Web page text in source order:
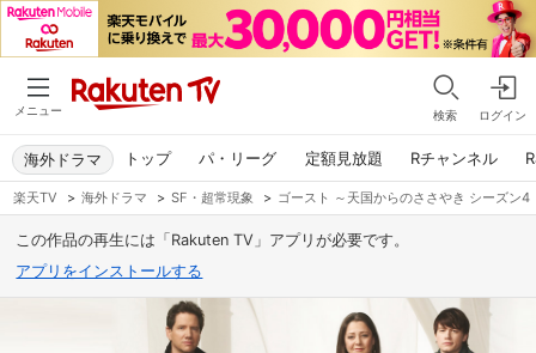
メニュー 検索 ログイン
トップ パ・リーグ 定額見放題 Rチャンネル
海外ドラマ
楽天TV > 海外ドラマ > SF・超常現象 > ゴースト ～天国からのささやき シーズン4
この作品の再生には「Rakuten TV」アプリが必要です。
アプリをインストールする